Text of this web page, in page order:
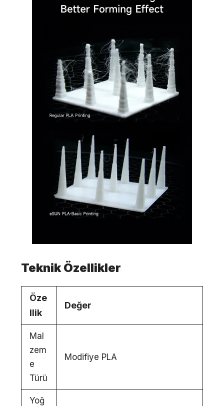
Teknik Özellikler
Öze
llik
Değer
Mal
zem
e
Türü
Modifiye PLA
Yoğ